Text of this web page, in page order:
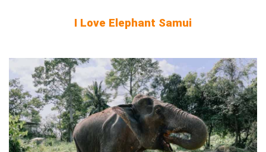
I Love Elephant Samui